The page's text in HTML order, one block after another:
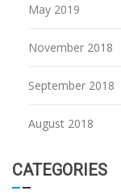
May 2019
November 2018
September 2018
August 2018
CATEGORIES